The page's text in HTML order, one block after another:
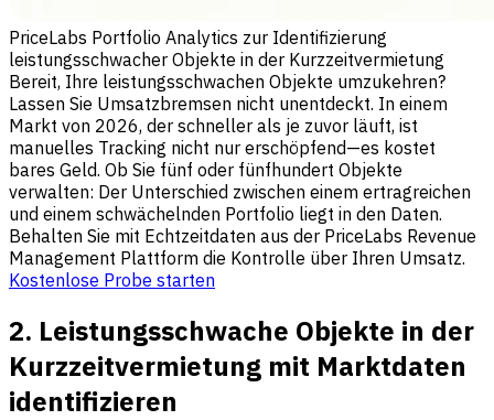
PriceLabs Portfolio Analytics zur Identifizierung
leistungsschwacher Objekte in der Kurzzeitvermietung
Bereit, Ihre leistungsschwachen Objekte umzukehren?
Lassen Sie Umsatzbremsen nicht unentdeckt. In einem
Markt von 2026, der schneller als je zuvor läuft, ist
manuelles Tracking nicht nur erschöpfend—es kostet
bares Geld. Ob Sie fünf oder fünfhundert Objekte
verwalten: Der Unterschied zwischen einem ertragreichen
und einem schwächelnden Portfolio liegt in den Daten.
Behalten Sie mit Echtzeitdaten aus der PriceLabs Revenue
Management Plattform die Kontrolle über Ihren Umsatz.
Kostenlose Probe starten
2. Leistungsschwache Objekte in der
Kurzzeitvermietung mit Marktdaten
identifizieren